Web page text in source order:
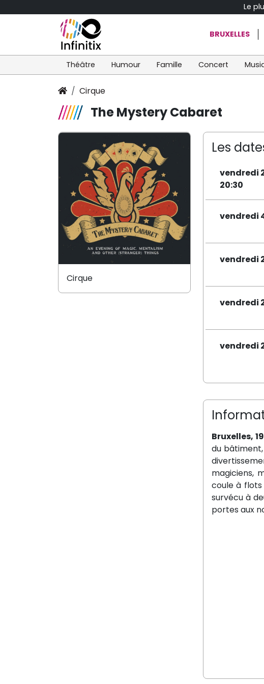
Le
BRUXELLES
Théâtre Humour Famille Concert
Cirque
The Mystery Cabaret
Les
vendredi
20:30
vendredi
vendredi
vendredi
vendredi
Bruxelles,
du
magiciens,
coule à flots
survécu à
portes aux
Cirque